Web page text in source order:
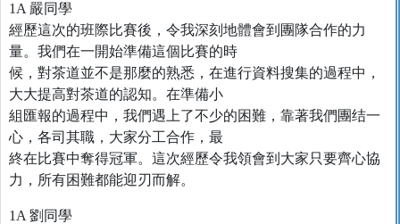
1A 嚴同學
經歷這次的班際比賽後，令我深刻地體會到團隊合作的力
量。我們在一開始準備這個比賽的時
候，對茶道並不是那麼的熟悉，在進行資料搜集的過程中，
大大提高對茶道的認知。在準備小
組匯報的過程中，我們遇上了不少的困難，靠著我們團结一
心，各司其職，大家分工合作，最
終在比賽中奪得冠軍。這次經歷令我領會到大家只要齊心協
力，所有困難都能迎刃而解。
1A 劉同學